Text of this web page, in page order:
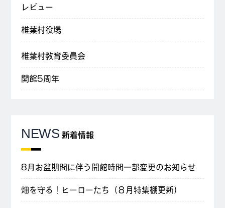
レビュー
椎葉村役場
椎葉村教育委員会
開館5周年
NEWS 新着情報
8月お盆期間に伴う開館時間一部変更のお知らせ
畑を守る！ヒーローたち（８月特集棚更新）